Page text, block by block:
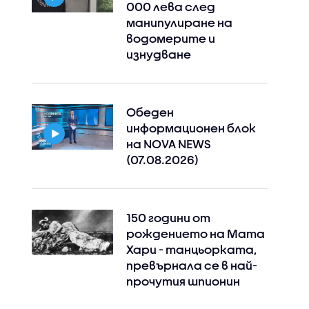
000 лева след
манипулиране на
водомерите и
изнудване
Обеден
информационен блок
на NOVA NEWS
(07.08.2026)
150 години от
рождението на Мата
Хари - танцьорката,
превърнала се в най-
прочутия шпионин